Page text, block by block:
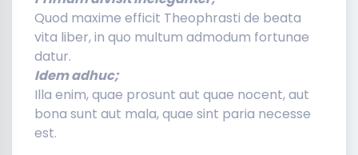
Quod maxime efficit Theophrasti de beata
vita liber, in quo multum admodum fortunae
datur.
Idem adhuc;
Illa enim, quae prosunt aut quae nocent, aut
bona sunt aut mala, quae sint paria necesse
est.